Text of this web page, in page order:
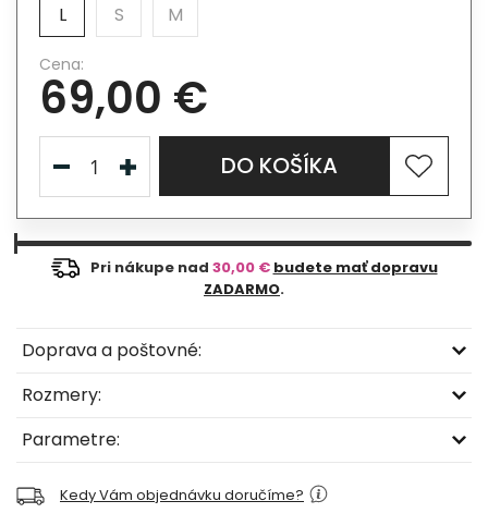
L
S M
Cena:
69,00 €
DO KOŠÍKA
Pri nákupe nad 30,00 € budete mať dopravu
ZADARMO.
Doprava a poštovné:
Rozmery:
Parametre:
Kedy Vám objednávku doručíme?